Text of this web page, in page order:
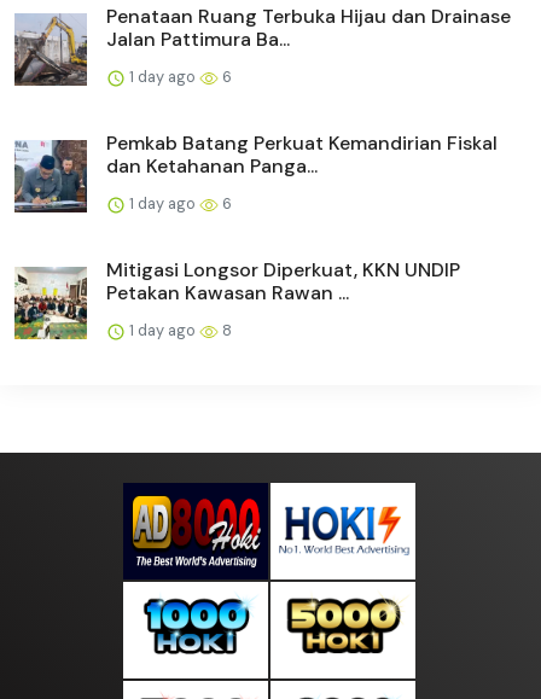
Penataan Ruang Terbuka Hijau dan Drainase
Jalan Pattimura Ba...
1 day ago 6
Pemkab Batang Perkuat Kemandirian Fiskal
dan Ketahanan Panga...
1 day ago 6
Mitigasi Longsor Diperkuat, KKN UNDIP
Petakan Kawasan Rawan ...
1 day ago 8